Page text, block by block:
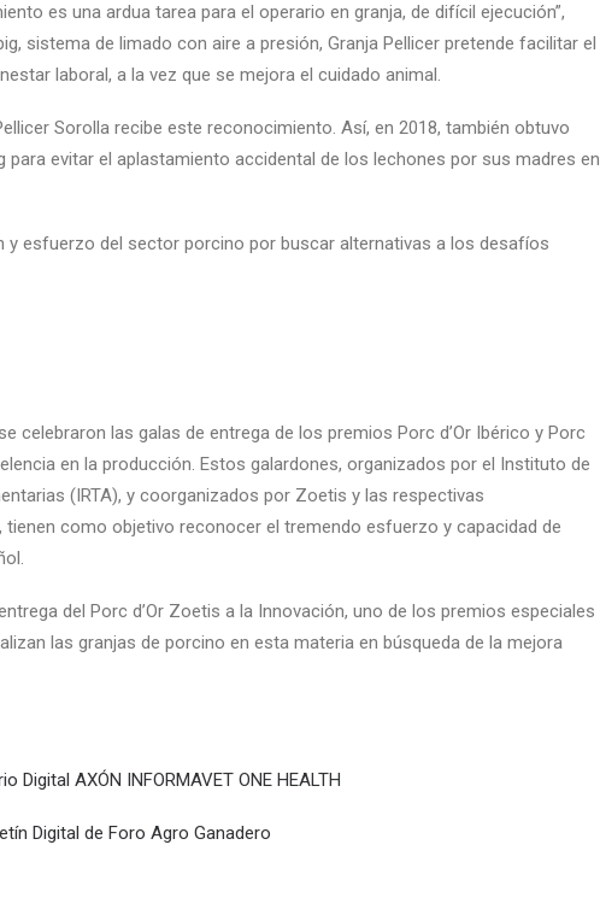
es una ardua tarea para el operario en granja, de difícil ejecución”,
sistema de limado con aire a presión, Granja Pellicer pretende facilitar el
laboral, a la vez que se mejora el cuidado animal.
Sorolla recibe este reconocimiento. Así, en 2018, también obtuvo
evitar el aplastamiento accidental de los lechones por sus madres en
y esfuerzo del sector porcino por buscar alternativas a los desafíos
celebraron las galas de entrega de los premios Porc d’Or Ibérico y Porc
en la producción. Estos galardones, organizados por el Instituto de
(IRTA), y coorganizados por Zoetis y las respectivas
como objetivo reconocer el tremendo esfuerzo y capacidad de
del Porc d’Or Zoetis a la Innovación, uno de los premios especiales
las granjas de porcino en esta materia en búsqueda de la mejora
Digital AXÓN INFORMAVET ONE HEALTH
Digital de Foro Agro Ganadero